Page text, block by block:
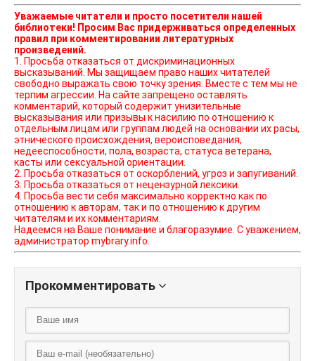
Уважаемые читатели и просто посетители нашей
библиотеки! Просим Вас придерживаться определенных
правил при комментировании литературных
произведений.
1. Просьба отказаться от дискриминационных
высказываний. Мы защищаем право наших читателей
свободно выражать свою точку зрения. Вместе с тем мы не
терпим агрессии. На сайте запрещено оставлять
комментарий, который содержит унизительные
высказывания или призывы к насилию по отношению к
отдельным лицам или группам людей на основании их расы,
этнического происхождения, вероисповедания,
недееспособности, пола, возраста, статуса ветерана,
касты или сексуальной ориентации.
2. Просьба отказаться от оскорблений, угроз и запугиваний.
3. Просьба отказаться от нецензурной лексики.
4. Просьба вести себя максимально корректно как по
отношению к авторам, так и по отношению к другим
читателям и их комментариям.
Надеемся на Ваше понимание и благоразумие. С уважением,
администратор mybrary.info.
Прокомментировать